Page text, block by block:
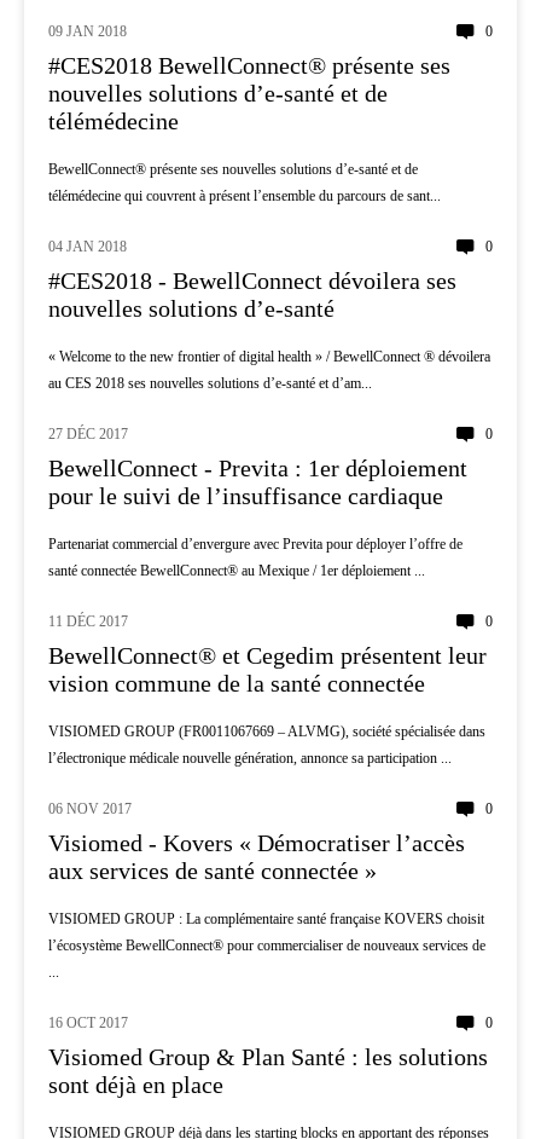
INNOVATION
09 JAN 2018 0
#CES2018 BewellConnect® présente ses
nouvelles solutions d’e-santé et de
télémédecine
BewellConnect® présente ses nouvelles solutions d’e-santé et de
télémédecine qui couvrent à présent l’ensemble du parcours de sant...
INNOVATION
04 JAN 2018 0
#CES2018 - BewellConnect dévoilera ses
nouvelles solutions d’e-santé
« Welcome to the new frontier of digital health » / BewellConnect ® dévoilera
au CES 2018 ses nouvelles solutions d’e-santé et d’am...
CARDIOLOGIE
27 DÉC 2017 0
BewellConnect - Previta : 1er déploiement
pour le suivi de l’insuffisance cardiaque
Partenariat commercial d’envergure avec Previta pour déployer l’offre de
santé connectée BewellConnect® au Mexique / 1er déploiement ...
INNOVATION
11 DÉC 2017 0
BewellConnect® et Cegedim présentent leur
vision commune de la santé connectée
VISIOMED GROUP (FR0011067669 – ALVMG), société spécialisée dans
l’électronique médicale nouvelle génération, annonce sa participation ...
PATIENTS
06 NOV 2017 0
Visiomed - Kovers « Démocratiser l’accès
aux services de santé connectée »
VISIOMED GROUP : La complémentaire santé française KOVERS choisit
l’écosystème BewellConnect® pour commercialiser de nouveaux services de
...
DROIT - ECONOMIE
16 OCT 2017 0
Visiomed Group & Plan Santé : les solutions
sont déjà en place
VISIOMED GROUP déjà dans les starting blocks en apportant des réponses